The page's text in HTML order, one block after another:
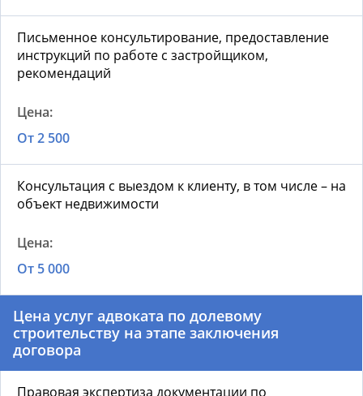
Письменное консультирование, предоставление
инструкций по работе с застройщиком,
рекомендаций
От 2 500
Консультация с выездом к клиенту, в том числе – на
объект недвижимости
От 5 000
Цена услуг адвоката по долевому
строительству на этапе заключения
договора
Правовая экспертиза документации по